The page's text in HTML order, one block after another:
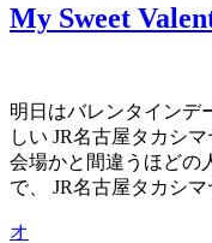
My Sweet
明日はバレンタインデ
しい JR名古屋タカシ
会場かと間違うほどの
で、 JR名古屋タカシ
オ